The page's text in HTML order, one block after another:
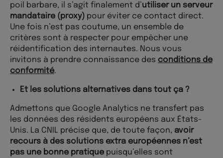
poil barbare, il s’agit finalement d’utiliser un serveur
mandataire (proxy) pour éviter ce contact direct.
Une fois n’est pas coutume, un ensemble de
critères sont à respecter pour empêcher une
réidentification des internautes. Nous vous
invitons à prendre connaissance des conditions de
conformité.
Et les solutions alternatives dans tout ça ?
Admettons que Google Analytics ne transfert pas
les données des résidents européens aux États-
Unis. La CNIL précise que, de toute façon, avoir
recours à des solutions extra européennes n’est
pas une bonne pratique puisqu’elles sont